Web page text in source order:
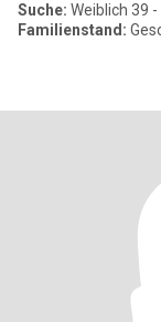
Suche: Weiblich 39 -
Familienstand: